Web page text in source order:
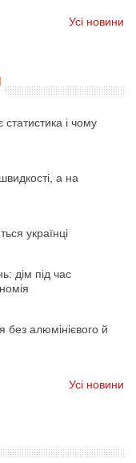
Усі новини
і чому
а на
українці
дім під час
без алюмінієвого й
Усі новини